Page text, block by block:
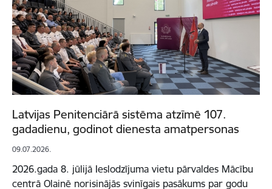
Latvijas Penitenciārā sistēma atzīmē 107.
gadadienu, godinot dienesta amatpersonas
09.07.2026.
2026.gada 8. jūlijā Ieslodzījuma vietu pārvaldes Mācību
centrā Olainē norisinājās svinīgais pasākums par godu